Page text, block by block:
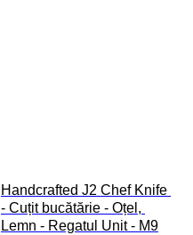
Handcrafted J2 Chef Knife
- Cuțit bucătărie - Oțel,
Lemn - Regatul Unit - M9